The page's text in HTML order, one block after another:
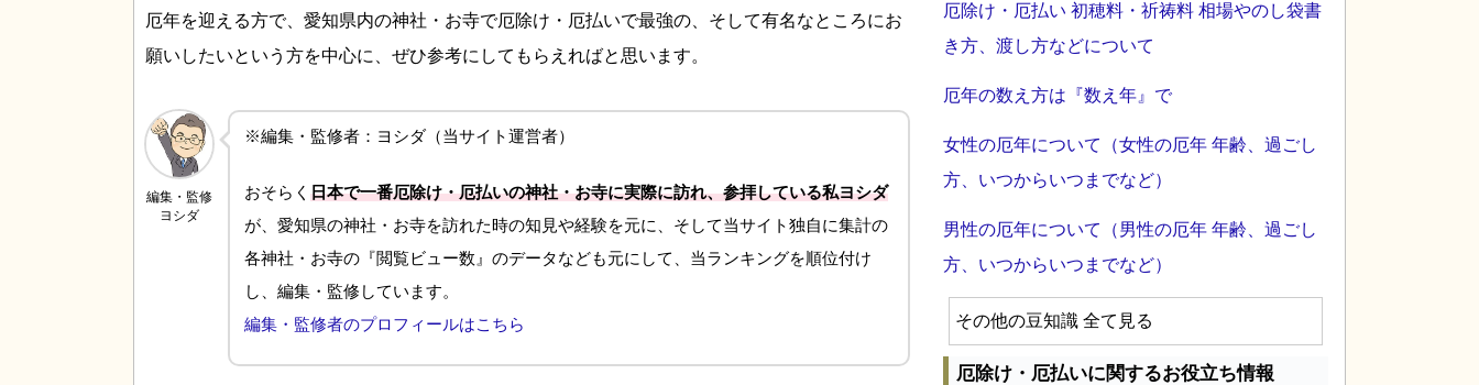
厄年を迎える方で、愛知県内の神社・お寺で厄除け・厄払いで最強の、そして有名なところにお
願いしたいという方を中心に、ぜひ参考にしてもらえればと思います。
編集・監修
ヨシダ
※編集・監修者：ヨシダ（当サイト運営者）
おそらく 日本で一番厄除け・厄払いの神社・お寺に実際に訪れ、参拝している私ヨシダ
が、愛知県の神社・お寺を訪れた時の知見や経験を元に、そして当サイト独自に集計の
各神社・お寺の『閲覧ビュー数』のデータなども元にして、当ランキングを順位付け
し、編集・監修しています。
編集・監修者のプロフィールはこちら
厄除け・厄払い 初穂料・祈祷料 相場やのし袋書
き方、渡し方などについて
厄年の数え方は『数え年』で
女性の厄年について（女性の厄年 年齢、過ごし
方、いつからいつまでなど）
男性の厄年について（男性の厄年 年齢、過ごし
方、いつからいつまでなど）
その他の豆知識 全て見る
厄除け・厄払いに関するお役立ち情報